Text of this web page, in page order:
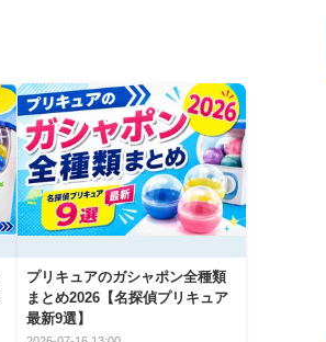
プリキュアのガシャポン全種類
まとめ2026【名探偵プリキュア
最新9選】